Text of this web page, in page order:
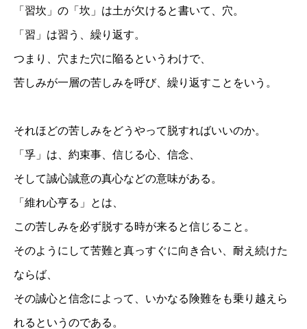
「習坎」の「坎」は土が欠けると書いて、穴。
「習」は習う、繰り返す。
つまり、穴また穴に陥るというわけで、
苦しみが一層の苦しみを呼び、繰り返すことをいう。
それほどの苦しみをどうやって脱すればいいのか。
「孚」は、約束事、信じる心、信念、
そして誠心誠意の真心などの意味がある。
「維れ心亨る」とは、
この苦しみを必ず脱する時が来ると信じること。
そのようにして苦難と真っすぐに向き合い、耐え続けた
ならば、
その誠心と信念によって、いかなる険難をも乗り越えら
れるというのである。